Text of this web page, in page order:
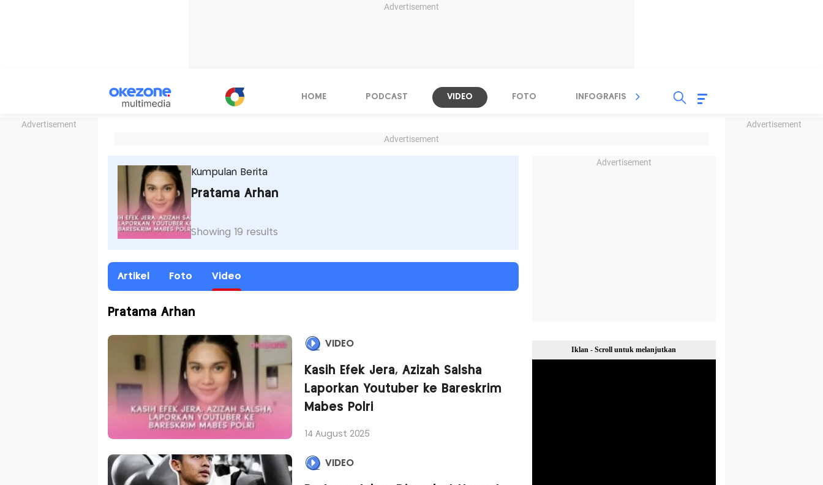
Advertisement
Advertisement Advertisement
HOME PODCAST VIDEO FOTO INFOGRAFIS TV STREAMING
Advertisement
Kumpulan Berita
Pratama Arhan
Showing 19 results
Artikel Foto Video
Pratama Arhan
VIDEO
Kasih Efek Jera, Azizah Salsha
Laporkan Youtuber ke Bareskrim
Mabes Polri
14 August 2025
VIDEO
Advertisement
Iklan - Scroll untuk melanjutkan